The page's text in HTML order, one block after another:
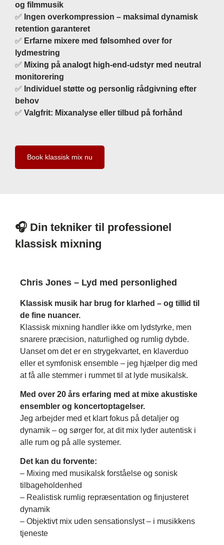
og filmmusik
✅ Ingen overkompression – maksimal dynamisk
retention garanteret
✅ Erfarne mixere med følsomhed over for
lydmestring
✅ Mixing på analogt high-end-udstyr med neutral
monitorering
✅ Individuel støtte og personlig rådgivning efter
behov
✅ Valgfrit: Mixanalyse eller tilbud på forhånd
Book klassisk mix nu
🎧 Din tekniker til professionel
klassisk mixning
Chris Jones – Lyd med personlighed
Klassisk musik har brug for klarhed – og tillid til
de fine nuancer.
Klassisk mixning handler ikke om lydstyrke, men
snarere præcision, naturlighed og rumlig dybde.
Uanset om det er en strygekvartet, en klaverduo
eller et symfonisk ensemble – jeg hjælper dig med
at få alle stemmer i rummet til at lyde musikalsk.
Med over 20 års erfaring med at mixe akustiske
ensembler og koncertoptagelser.
Jeg arbejder med et klart fokus på detaljer og
dynamik – og sørger for, at dit mix lyder autentisk i
alle rum og på alle systemer.
Det kan du forvente:
– Mixing med musikalsk forståelse og sonisk
tilbageholdenhed
– Realistisk rumlig repræsentation og finjusteret
dynamik
– Objektivt mix uden sensationslyst – i musikkens
tjeneste